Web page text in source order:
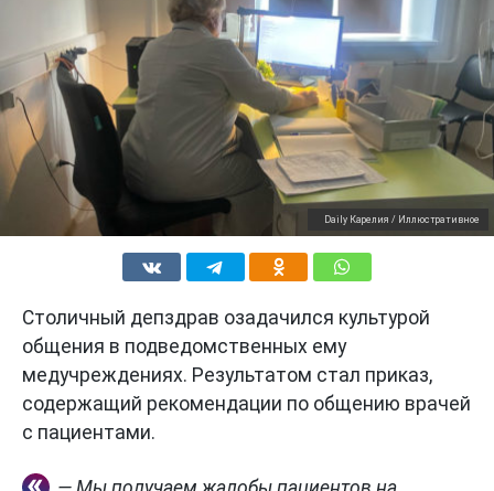
Daily Карелия / Иллюстративное
Столичный депздрав озадачился культурой
общения в подведомственных ему
медучреждениях. Результатом стал приказ,
содержащий рекомендации по общению врачей
с пациентами.